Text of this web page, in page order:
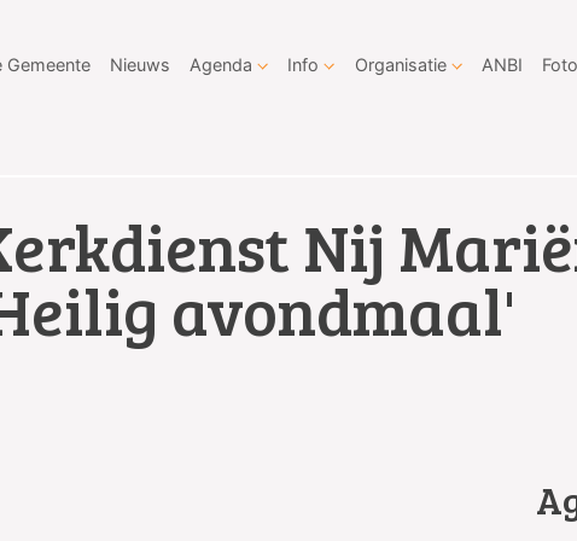
Gemeente Nieuws Agenda Info Organisatie ANBI
Nij
avondmaal'